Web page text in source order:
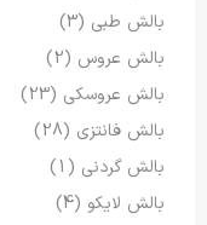
بالش طبی (3)
بالش عروس (2)
بالش عروسکی (23)
بالش فانتزی (28)
بالش گردنی (1)
بالش لایکو (4)